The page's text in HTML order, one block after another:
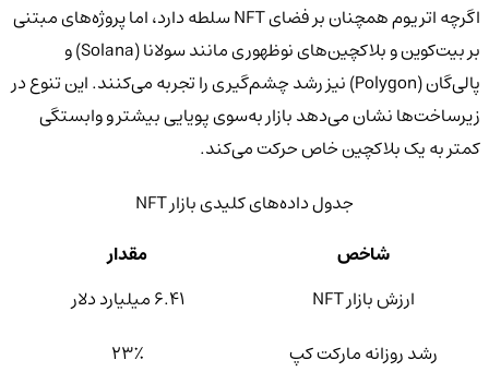
اگرچه اتریوم همچنان بر فضای NFT سلطه دارد، اما پروژه‌های مبتنی
بر بیت‌کوین و بلاکچین‌های نوظهوری مانند سولانا (Solana) و
پالی‌گان (Polygon) نیز رشد چشم‌گیری را تجربه می‌کنند. این تنوع در
زیرساخت‌ها نشان می‌دهد بازار به‌سوی پویایی بیشتر و وابستگی
کمتر به یک بلاکچین خاص حرکت می‌کند.
جدول داده‌های کلیدی بازار NFT
شاخص
مقدار
ارزش بازار NFT
۶.۴۱ میلیارد دلار
رشد روزانه مارکت کپ
۲۳٪